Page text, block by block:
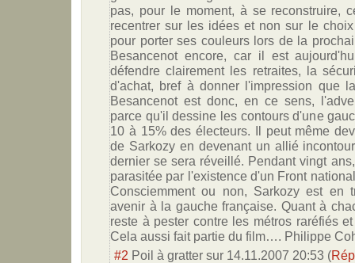
pas, pour le moment, à se reconstruire,
recentrer sur les idées et non sur le
pour porter ses couleurs lors de la
Besancenot encore, car il est
défendre clairement les retraites, la
d'achat, bref à donner l'impression que
Besancenot est donc, en ce sens,
parce qu'il dessine les contours d'une
10 à 15% des électeurs. Il peut même
de Sarkozy en devenant un allié
dernier se sera réveillé. Pendant vingt
parasitée par l'existence d'un Front
Consciemment ou non, Sarkozy est en
avenir à la gauche française. Quant à
reste à pester contre les métros raréfiés
Cela aussi fait partie du film…. Philippe
#2 Poil à gratter sur 14.11.2007 20:53 (